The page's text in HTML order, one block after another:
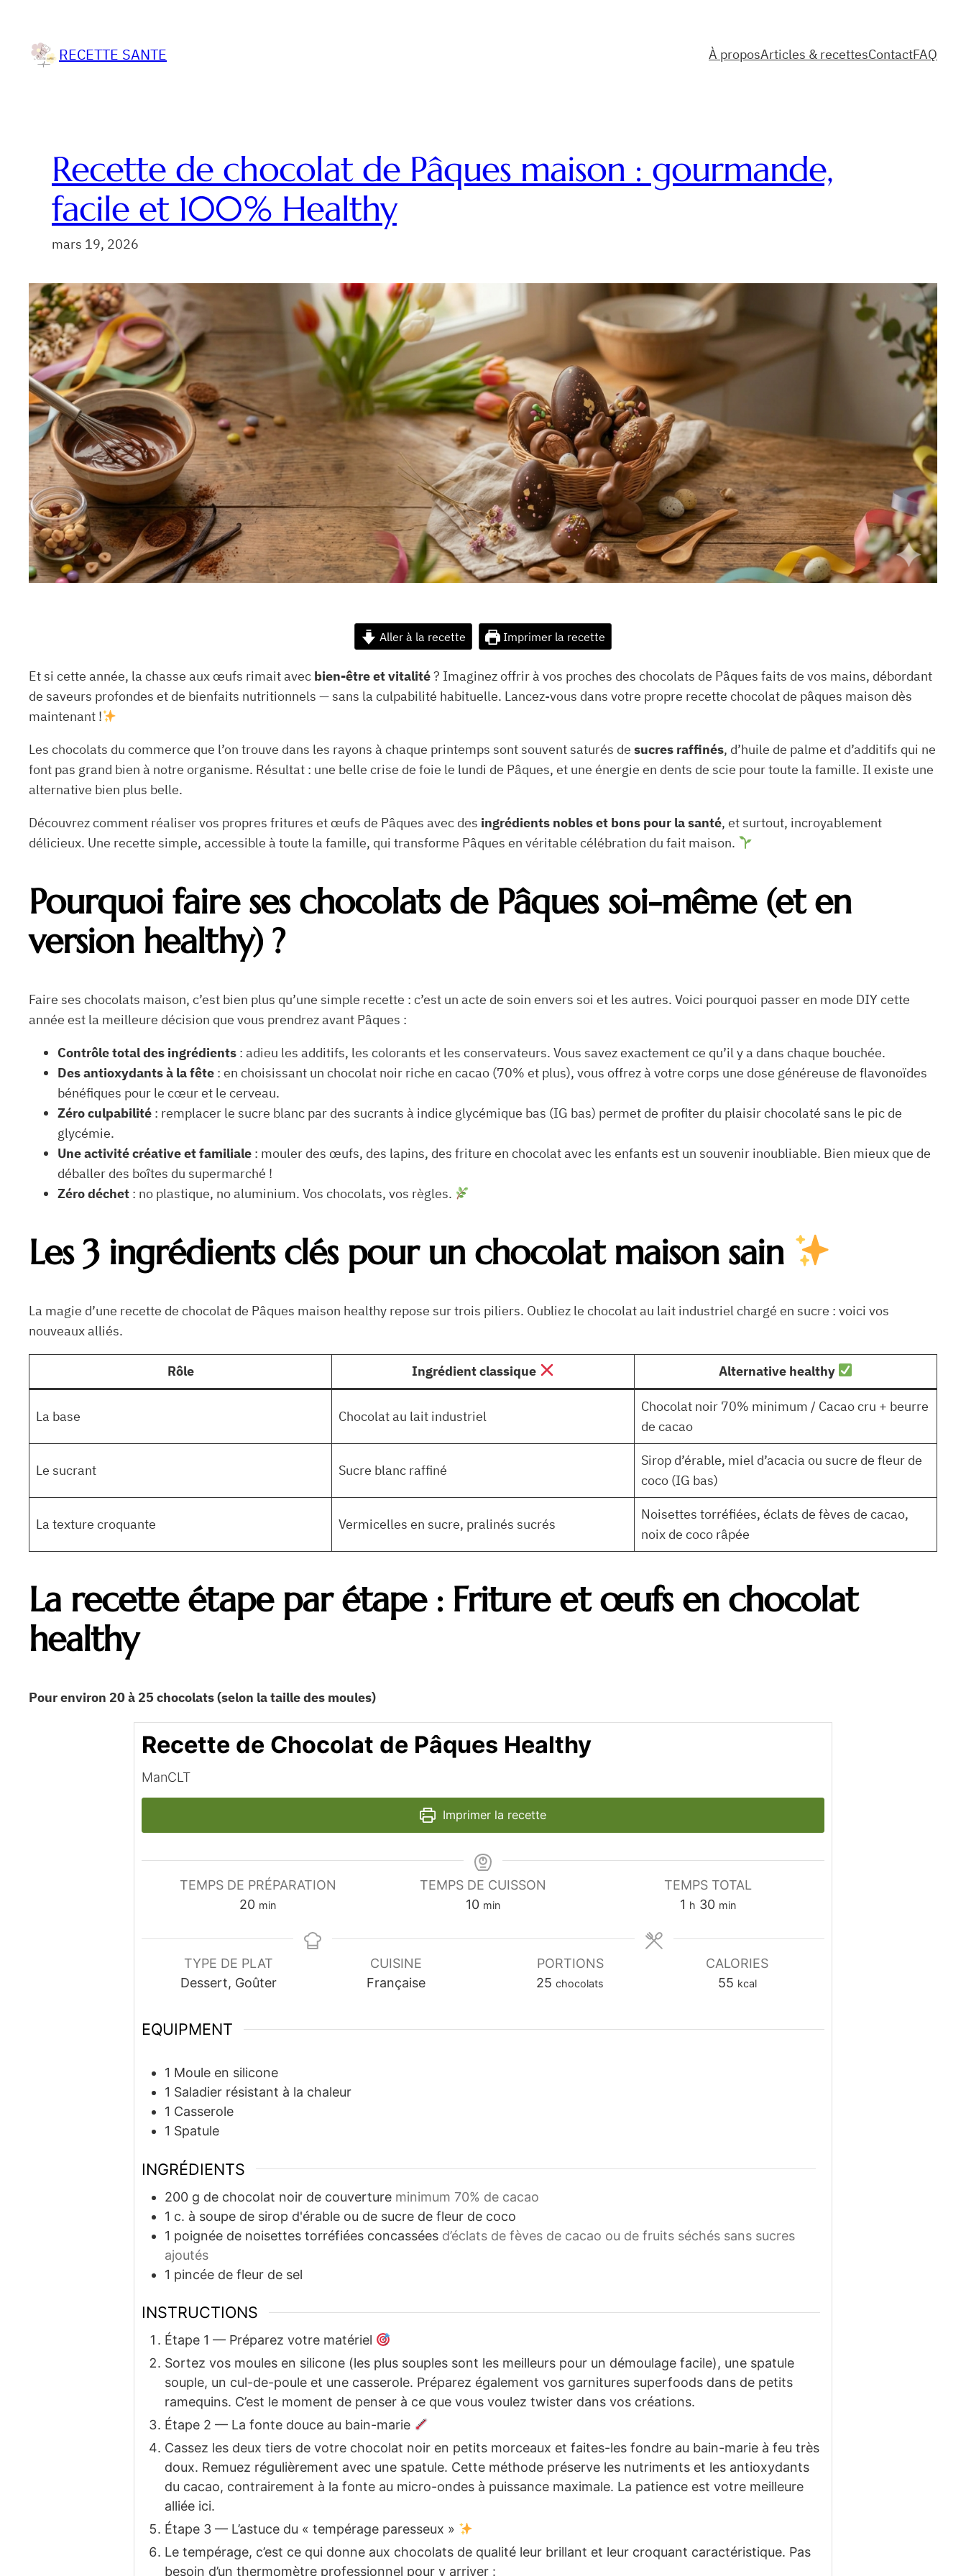
contenu RECETTE SANTE À proposArticles & recettesContactFAQ
Recette de chocolat de Pâques maison : gourmande,
facile et 100% Healthy
mars 19, 2026
Aller à la recette Imprimer la recette
Et si cette année, la chasse aux œufs rimait avec bien-être et vitalité? Imaginez offrir à vos proches des chocolats de Pâques faits de vos mains, débordant
de saveurs profondes et de bienfaits nutritionnels — sans la culpabilité habituelle. Lancez-vous dans votre propre recette chocolat de pâques maison dès
maintenant !
Les chocolats du commerce que l’on trouve dans les rayons à chaque printemps sont souvent saturés de sucres raffinés, d’huile de palme et d’additifs qui ne
font pas grand bien à notre organisme. Résultat : une belle crise de foie le lundi de Pâques, et une énergie en dents de scie pour toute la famille. Il existe une
alternative bien plus belle.
Découvrez comment réaliser vos propres fritures et œufs de Pâques avec des ingrédients nobles et bons pour la santé, et surtout, incroyablement
délicieux. Une recette simple, accessible à toute la famille, qui transforme Pâques en véritable célébration du fait maison.
Pourquoi faire ses chocolats de Pâques soi-même (et en
version healthy) ?
Faire ses chocolats maison, c’est bien plus qu’une simple recette : c’est un acte de soin envers soi et les autres. Voici pourquoi passer en mode DIY cette
année est la meilleure décision que vous prendrez avant Pâques :
Contrôle total des ingrédients : adieu les additifs, les colorants et les conservateurs. Vous savez exactement ce qu’il y a dans chaque bouchée.
Des antioxydants à la fête : en choisissant un chocolat noir riche en cacao (70% et plus), vous offrez à votre corps une dose généreuse de flavonoïdes
bénéfiques pour le cœur et le cerveau.
Zéro culpabilité : remplacer le sucre blanc par des sucrants à indice glycémique bas (IG bas) permet de profiter du plaisir chocolaté sans le pic de
glycémie.
Une activité créative et familiale : mouler des œufs, des lapins, des friture en chocolat avec les enfants est un souvenir inoubliable. Bien mieux que de
déballer des boîtes du supermarché !
Zéro déchet : no plastique, no aluminium. Vos chocolats, vos règles.
Les 3 ingrédients clés pour un chocolat maison sain
La magie d’une recette de chocolat de Pâques maison healthy repose sur trois piliers. Oubliez le chocolat au lait industriel chargé en sucre : voici vos
nouveaux alliés.
Rôle Ingrédient classique Alternative healthy
La base Chocolat au lait industriel
Chocolat noir 70% minimum / Cacao cru + beurre
de cacao
Le sucrant Sucre blanc raffiné
Sirop d’érable, miel d’acacia ou sucre de fleur de
coco (IG bas)
La texture croquante Vermicelles en sucre, pralinés sucrés
Noisettes torréfiées, éclats de fèves de cacao,
noix de coco râpée
La recette étape par étape : Friture et œufs en chocolat
healthy
Pour environ 20 à 25 chocolats (selon la taille des moules)
Recette de Chocolat de Pâques Healthy
ManCLT
Imprimer la recette
TEMPS DE PRÉPARATION
20minutes
min
TEMPS DE CUISSON
10minutes
min
TEMPS TOTAL
1 heure
h 30minutes
min
TYPE DE PLAT
Dessert, Goûter
CUISINE
Française
PORTIONS
25 chocolats
CALORIES
55 kcal
EQUIPMENT
1 Moule en silicone
1 Saladier résistant à la chaleur
1 Casserole
1 Spatule
INGRÉDIENTS
200 g de chocolat noir de couverture minimum 70% de cacao
1 c. à soupe de sirop d'érable ou de sucre de fleur de coco
1 poignée de noisettes torréfiées concassées d’éclats de fèves de cacao ou de fruits séchés sans sucres
ajoutés
1 pincée de fleur de sel
INSTRUCTIONS
Étape 1 — Préparez votre matériel
Sortez vos moules en silicone (les plus souples sont les meilleurs pour un démoulage facile), une spatule
souple, un cul-de-poule et une casserole. Préparez également vos garnitures superfoods dans de petits
ramequins. C’est le moment de penser à ce que vous voulez twister dans vos créations.
Étape 2 — La fonte douce au bain-marie
Cassez les deux tiers de votre chocolat noir en petits morceaux et faites-les fondre au bain-marie à feu très
doux. Remuez régulièrement avec une spatule. Cette méthode préserve les nutriments et les antioxydants
du cacao, contrairement à la fonte au micro-ondes à puissance maximale. La patience est votre meilleure
alliée ici.
Étape 3 — L’astuce du « tempérage paresseux »
Le tempérage, c’est ce qui donne aux chocolats de qualité leur brillant et leur croquant caractéristique. Pas
besoin d’un thermomètre professionnel pour y arriver :